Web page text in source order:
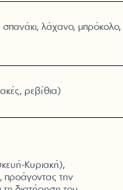
λάχανο, μπρόκολο,
ρεβίθια)
Κυριακή),
προάγοντας την